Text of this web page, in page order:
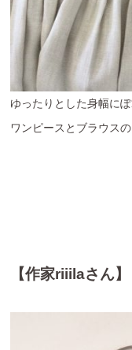
ゆったりとした身幅に
ワンピースとブラウス
【作家riiilaさん】